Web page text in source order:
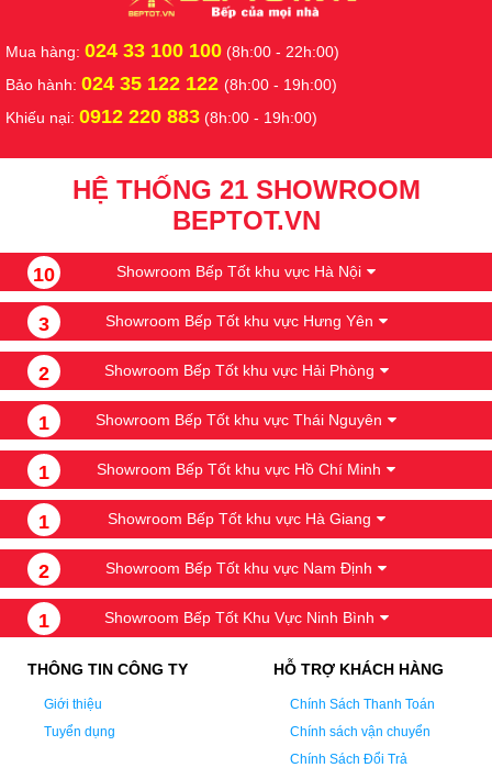
Mua hàng: 024 33 100 100 (8h:00 - 22h:00)
Bảo hành: 024 35 122 122 (8h:00 - 19h:00)
Khiếu nại: 0912 220 883 (8h:00 - 19h:00)
HỆ THỐNG 21 SHOWROOM
BEPTOT.VN
10 Showroom Bếp Tốt khu vực Hà Nội
3 Showroom Bếp Tốt khu vực Hưng Yên
2 Showroom Bếp Tốt khu vực Hải Phòng
1 Showroom Bếp Tốt khu vực Thái Nguyên
1 Showroom Bếp Tốt khu vực Hồ Chí Minh
1 Showroom Bếp Tốt khu vực Hà Giang
2 Showroom Bếp Tốt khu vực Nam Định
1 Showroom Bếp Tốt Khu Vực Ninh Bình
THÔNG TIN CÔNG TY
Giới thiệu
Tuyển dụng
HỖ TRỢ KHÁCH HÀNG
Chính Sách Thanh Toán
Chính sách vận chuyển
Chính Sách Đổi Trả